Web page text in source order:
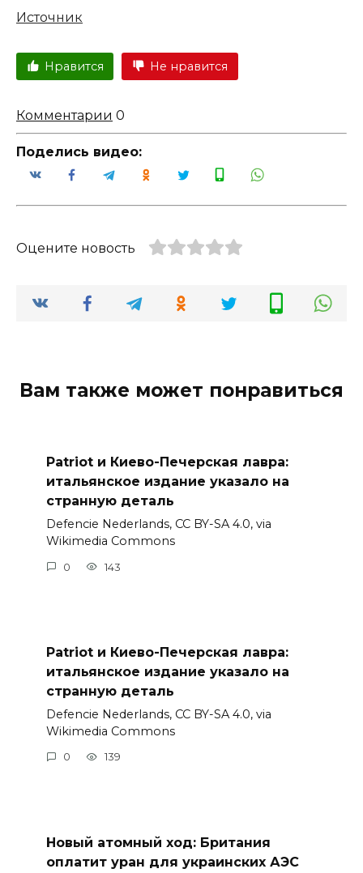
Источник
Нравится Не нравится
Комментарии 0
Поделись видео:
Оцените новость
Вам также может понравиться
Patriot и Киево-Печерская лавра:
итальянское издание указало на
странную деталь
Defencie Nederlands, CC BY-SA 4.0, via
Wikimedia Commons
0 143
Patriot и Киево-Печерская лавра:
итальянское издание указало на
странную деталь
Defencie Nederlands, CC BY-SA 4.0, via
Wikimedia Commons
0 139
Новый атомный ход: Британия
оплатит уран для украинских АЭС